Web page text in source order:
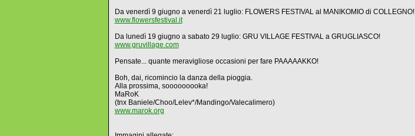
Da venerdì 9 giugno a venerdì 21 luglio: FLOWERS FESTIVAL al MANIKOMIO di COLLEGNO!
www.flowersfestival.it
Da lunedì 19 giugno a sabato 29 luglio: GRU VILLAGE FESTIVAL a GRUGLIASCO!
www.gruvillage.com
Pensate... quante meravigliose occasioni per fare PAAAAAKKO!
Boh, dai, ricomincio la danza della pioggia.
Alla prossima, sooooooooka!
MaRoK
(tnx Baniele/Choo/Lelev*/Mandingo/Valecalimero)
www.marok.org